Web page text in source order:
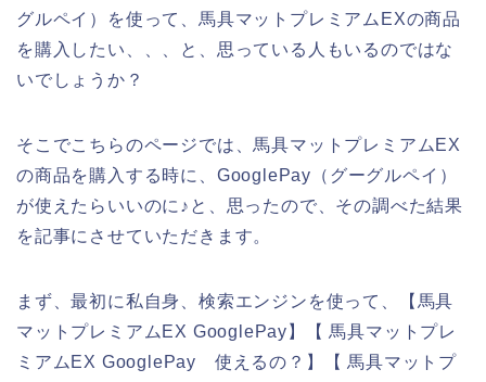
グルペイ）を使って、馬具マットプレミアムEXの商品
を購入したい、、、と、思っている人もいるのではな
いでしょうか？
そこでこちらのページでは、馬具マットプレミアムEX
の商品を購入する時に、GooglePay（グーグルペイ）
が使えたらいいのに♪と、思ったので、その調べた結果
を記事にさせていただきます。
まず、最初に私自身、検索エンジンを使って、【馬具
マットプレミアムEX GooglePay】【 馬具マットプレ
ミアムEX GooglePay 使えるの？】【 馬具マットプ